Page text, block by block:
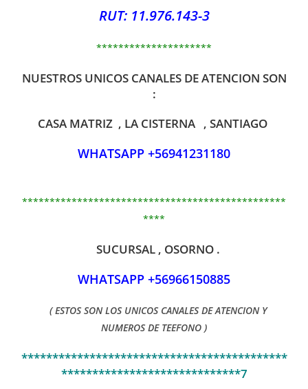
RUT: 11.976.143-3
*********************
NUESTROS UNICOS CANALES DE ATENCION SON
:
CASA MATRIZ , LA CISTERNA , SANTIAGO
WHATSAPP +56941231180
************************************************
****
SUCURSAL , OSORNO .
WHATSAPP +56966150885
( ESTOS SON LOS UNICOS CANALES DE ATENCION Y
NUMEROS DE TEEFONO )
*******************************************
*****************************7